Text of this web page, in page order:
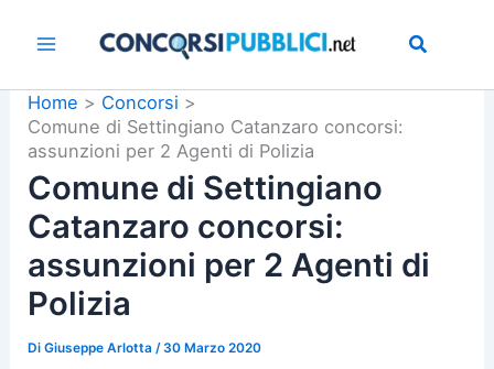
Home
Concorsi
Comune di Settingiano Catanzaro concorsi:
assunzioni per 2 Agenti di Polizia
Comune di Settingiano
Catanzaro concorsi:
assunzioni per 2 Agenti di
Polizia
DiGiuseppe Arlotta /30 Marzo 2020